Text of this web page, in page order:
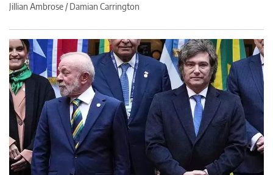
Jillian Ambrose / Damian Carrington